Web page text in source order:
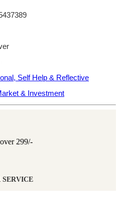
Self Help & Reflective
& Investment
299/-
SERVICE